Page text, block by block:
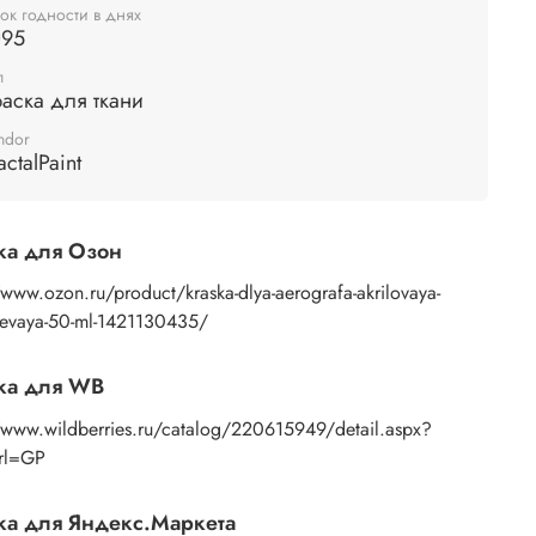
и расходные материалы для предотвращения
краски внутри инструмента.
себе полностью раскрыть свое творчество и
невероятные произведения искусства с
наших акриловых красок по для аэрографа.
уверены, что каждая ваша работа будет
годности в днях
для ткани
для Озон
product/kraska-dlya-aerografa-akrilovaya-
50-ml-1421130435/
для WB
catalog/220615949/detail.aspx?
для Яндекс.Маркета